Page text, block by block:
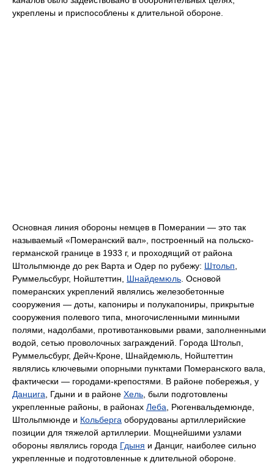
укреплены и приспособлены к длительной обороне.
Основная линия обороны немцев в Померании — это так
называемый «Померанский вал», построенный на польско-
германской границе в 1933 г, и проходящий от района
Штольпмюнде до рек Варта и Одер по рубежу: Штольп
Руммельсбург, Нойштеттин, Шнайдемюль . Основой
померанских укреплений являлись железобетонные
сооружения — доты, капониры и полукапониры, прикрытые
сооружения полевого типа, многочисленными минными
полями, надолбами, противотанковыми рвами, заполненными
водой, сетью проволочных заграждений. Города Штольп,
Руммельсбург, Дейч-Кроне, Шнайдемюль, Нойштеттин
являлись ключевыми опорными пунктами Померанского вала,
фактически — городами-крепостями. В районе побережья, у
Данцига , Гдыни и в районе Хель , были подготовлены
укрепленные районы, в районах Леба , Рюгенвальдемюнде,
Штольпмюнде и Кольберга оборудованы артиллерийские
позиции для тяжелой артиллерии. Мощнейшими узлами
обороны являлись города Гдыня и Данциг, наиболее сильно
укрепленные и подготовленные к длительной обороне.